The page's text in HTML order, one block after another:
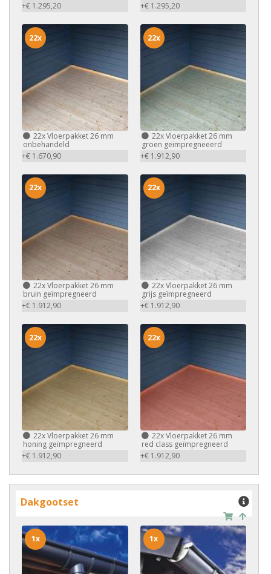
+€ 1.295,20
+€ 1.295,20
22xVloerpakket 26 mm
onbehandeld
+€ 1.670,90
22x
22xVloerpakket 26 mm
groen geïmpregneeerd
+€ 1.912,90
22x
22xVloerpakket 26 mm
bruin geïmpregneerd
+€ 1.912,90
22x
22xVloerpakket 26 mm
grijs geïmpregneerd
+€ 1.912,90
22x
22xVloerpakket 26 mm
honing geïmpregneerd
+€ 1.912,90
22x
22xVloerpakket 26 mm
red class geïmpregneerd
+€ 1.912,90
22x
Dakgootset
1x 1x